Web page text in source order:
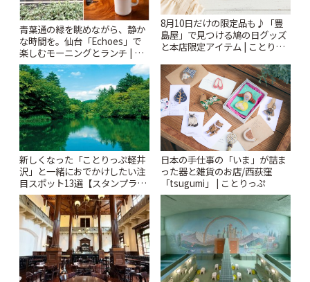
青葉通の緑を眺めながら、静か
な時間を。仙台「Echoes」で
楽しむモーニングとランチ | こ
とりっぷ
8月10日だけの限定品も♪「豊
島屋」で見つける鳩の日グッズ
と本店限定アイテム | ことりっ
新しくなった「ことりっぷ軽井
沢」と一緒におでかけしたい注
目スポット13選【スタンプラリ
ー開催中】 | ことりっぷ
日本の手仕事の「いま」が詰ま
った器と雑貨のお店/西荻窪
「tsugumi」 | ことりっぷ